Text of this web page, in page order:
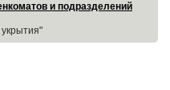
и подразделений